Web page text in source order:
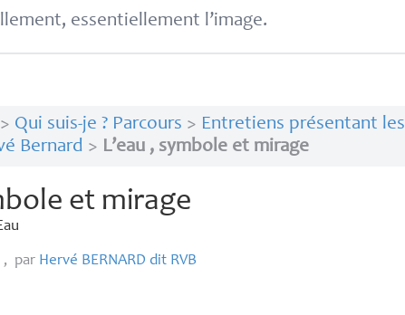
essentiellement l’image.
> Qui suis-je ? Parcours > Entretiens présentant les
Bernard > L’eau , symbole et mirage
et mirage
, par Hervé BERNARD dit RVB